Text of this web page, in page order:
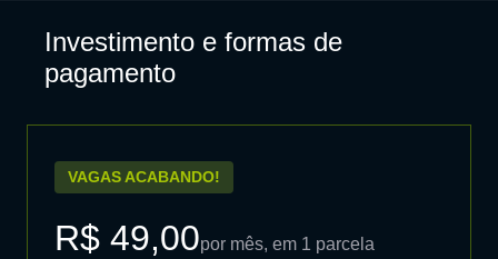
Investimento e formas de
pagamento
VAGAS ACABANDO!
R$ 49,00por mês, em 1 parcela